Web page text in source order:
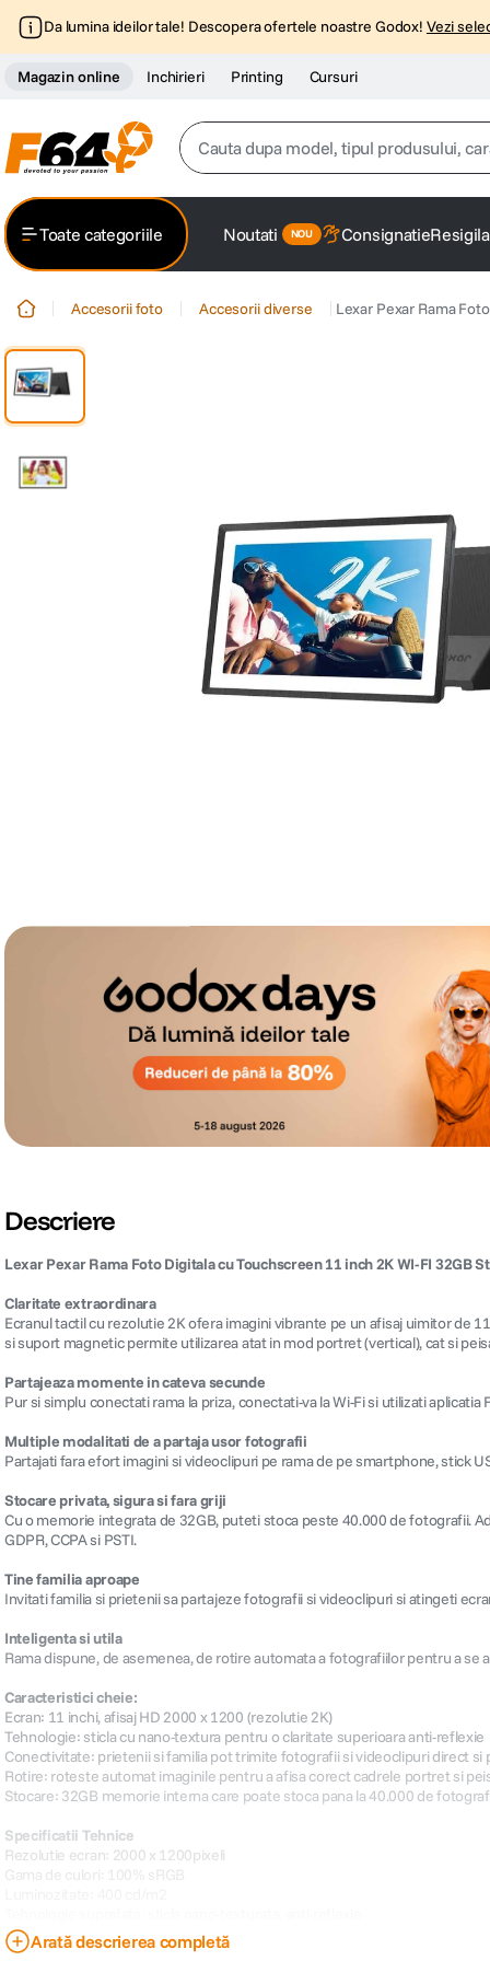
Da lumina ideilor tale! Descopera ofertele noastre Godox! Vezi
Magazin online Inchirieri Printing Cursuri
Cauta dupa model, tipul produsului,
2. trepied
6. lavaliera
7. sony fx
8 card memorie
9. dji mic mini
Toate categoriile Noutati Consignatie
Accesorii foto Accesorii diverse Lexar Pexar Rama
Descriere
Lexar Pexar Rama Foto Digitala cu Touchscreen 11 inch 2K WI-FI 32GB
Claritate extraordinara
Ecranul tactil cu rezolutie 2K ofera imagini vibrante pe un afisaj uimitor de
si suport magnetic permite utilizarea atat in mod portret (vertical), cat si
Partajeaza momente in cateva secunde
Pur si simplu conectati rama la priza, conectati-va la Wi-Fi si utilizati
Multiple modalitati de a partaja usor fotografii
Partajati fara efort imagini si videoclipuri pe rama de pe smartphone, stick
Stocare privata, sigura si fara griji
Cu o memorie integrata de 32GB, puteti stoca peste 40.000 de fotografii.
GDPR, CCPA si PSTI.
Tine familia aproape
Invitati familia si prietenii sa partajeze fotografii si videoclipuri si atingeti
Inteligenta si utila
Rama dispune, de asemenea, de rotire automata a fotografiilor pentru a
Caracteristici cheie:
Ecran: 11 inchi, afisaj HD 2000 x 1200 (rezolutie 2K)
Tehnologie: sticla cu nano-textura pentru o claritate superioara anti-reflexie
Conectivitate: prietenii si familia pot trimite fotografii si videoclipuri direct si
Rotire: roteste automat imaginile pentru a afisa corect cadrele portret si
Stocare: 32GB memorie interna care poate stoca pana la 40.000 de
Specificatii Tehnice
Rezolutie ecran: 2000 x 1200pixeli
Gama de culori: 100% sRGB
Raport de aspect: 5:3
Ecran tactil: Da
Arată descrierea completă